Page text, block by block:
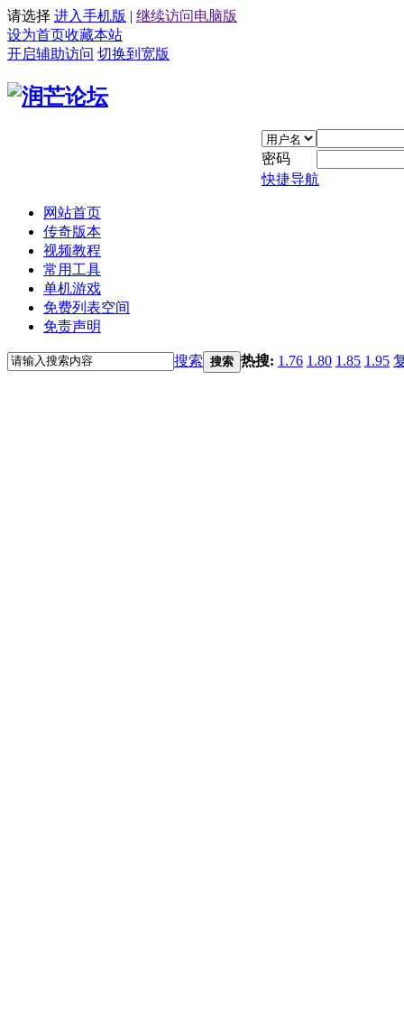
请选择 进入手机版 | 继续访问电脑版
设为首页收藏本站
开启辅助访问 切换到宽版
密码
快捷导航
网站首页
传奇版本
视频教程
常用工具
单机游戏
免费列表空间
免责声明
搜索 搜索 热搜: 1.76 1.80 1.85 1.95